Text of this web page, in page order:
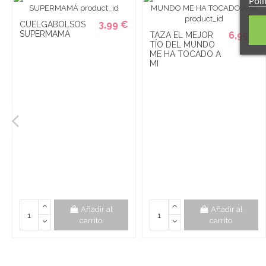
CUELGABOLSOS
SUPERMAMÁ
3,99 €
Añadir al
carrito
TAZA EL MEJOR
TÍO DEL MUNDO
ME HA TOCADO A
MI
6,95 €
Añadir al
carrito